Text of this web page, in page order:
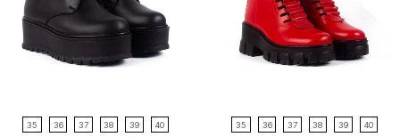
35 36 37 38 39 40 35 36 37 38 39 40